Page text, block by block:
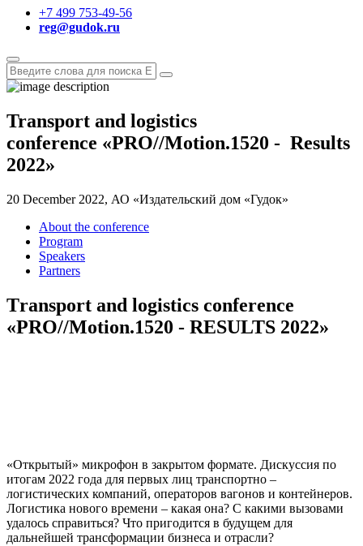
+7 499 753-49-56
reg@gudok.ru
Transport and logistics
conference «PRO//Motion.1520 - Results
2022»
20 December 2022, АО «Издательский дом «Гудок»
About the conference
Program
Speakers
Partners
Тransport and logistics conference
«PRO//Motion.1520 - RESULTS 2022»
«Открытый» микрофон в закрытом формате. Дискуссия по
итогам 2022 года для первых лиц транспортно –
логистических компаний, операторов вагонов и контейнеров.
Логистика нового времени – какая она? С какими вызовами
удалось справиться? Что пригодится в будущем для
дальнейшей трансформации бизнеса и отрасли?